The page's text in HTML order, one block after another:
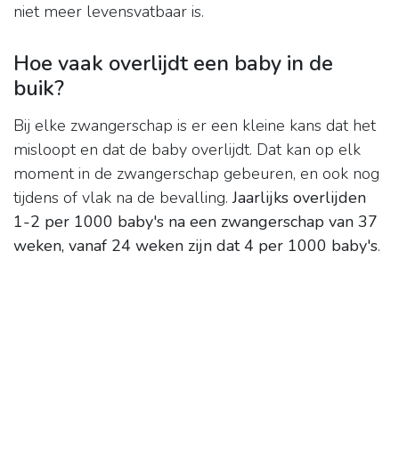
niet meer levensvatbaar is.
Hoe vaak overlijdt een baby in de
buik?
Bij elke zwangerschap is er een kleine kans dat het
misloopt en dat de baby overlijdt. Dat kan op elk
moment in de zwangerschap gebeuren, en ook nog
tijdens of vlak na de bevalling.Jaarlijks overlijden
1-2 per 1000 baby's na een zwangerschap van 37
weken, vanaf 24 weken zijn dat 4 per 1000 baby's.